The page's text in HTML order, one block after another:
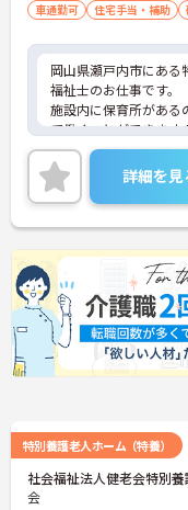
車通勤可 住宅手当・補助
岡山県瀬戸内市にある
福祉士のお仕事です。
施設内に保育所がある
て働くことができます
ご興味ある方には、面
詳細をお話しいたしま
い。
詳細を見
特別養護老人ホーム（特養）
社会福祉法人健老会特別
会